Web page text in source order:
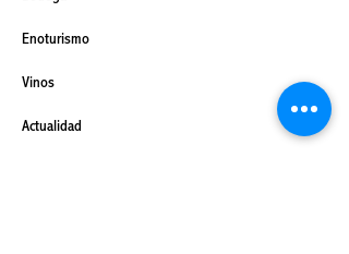
Enoturismo
Vinos
Actualidad